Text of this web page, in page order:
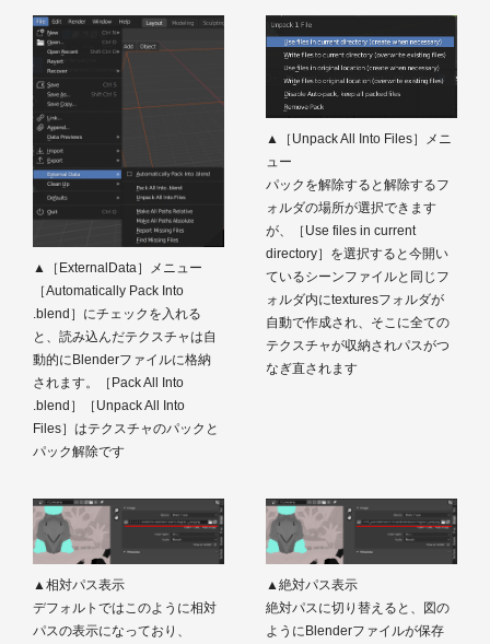
▲［ExternalData］メニュー
［Automatically Pack Into
.blend］にチェックを入れる
と、読み込んだテクスチャは自
動的にBlenderファイルに格納
されます。［Pack All Into
.blend］［Unpack All Into
Files］はテクスチャのパックと
パック解除です
▲［Unpack All Into Files］メニ
ュー
パックを解除すると解除するフ
ォルダの場所が選択できます
が、［Use files in current
directory］を選択すると今開い
ているシーンファイルと同じフ
ォルダ内にtexturesフォルダが
自動で作成され、そこに全ての
テクスチャが収納されパスがつ
なぎ直されます
▲相対パス表示
デフォルトではこのように相対
パスの表示になっており、
▲絶対パス表示
絶対パスに切り替えると、図の
ようにBlenderファイルが保存